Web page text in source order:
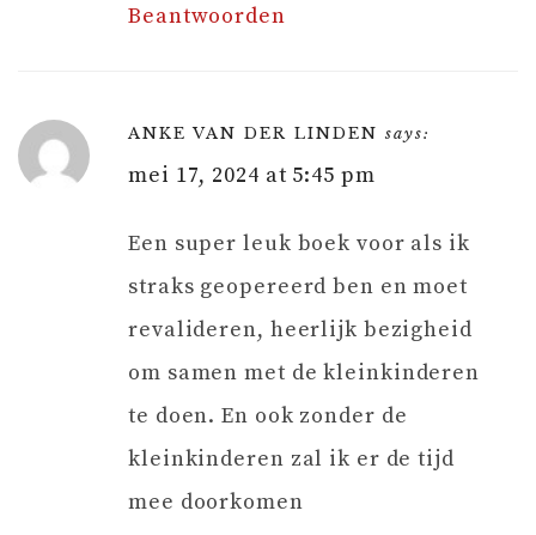
Beantwoorden
ANKE VAN DER LINDEN says:
mei 17, 2024 at 5:45 pm
Een super leuk boek voor als ik
straks geopereerd ben en moet
revalideren, heerlijk bezigheid
om samen met de kleinkinderen
te doen. En ook zonder de
kleinkinderen zal ik er de tijd
mee doorkomen